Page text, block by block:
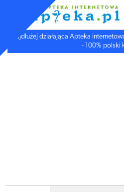
Najdłużej działająca Apteka
- 100% polski